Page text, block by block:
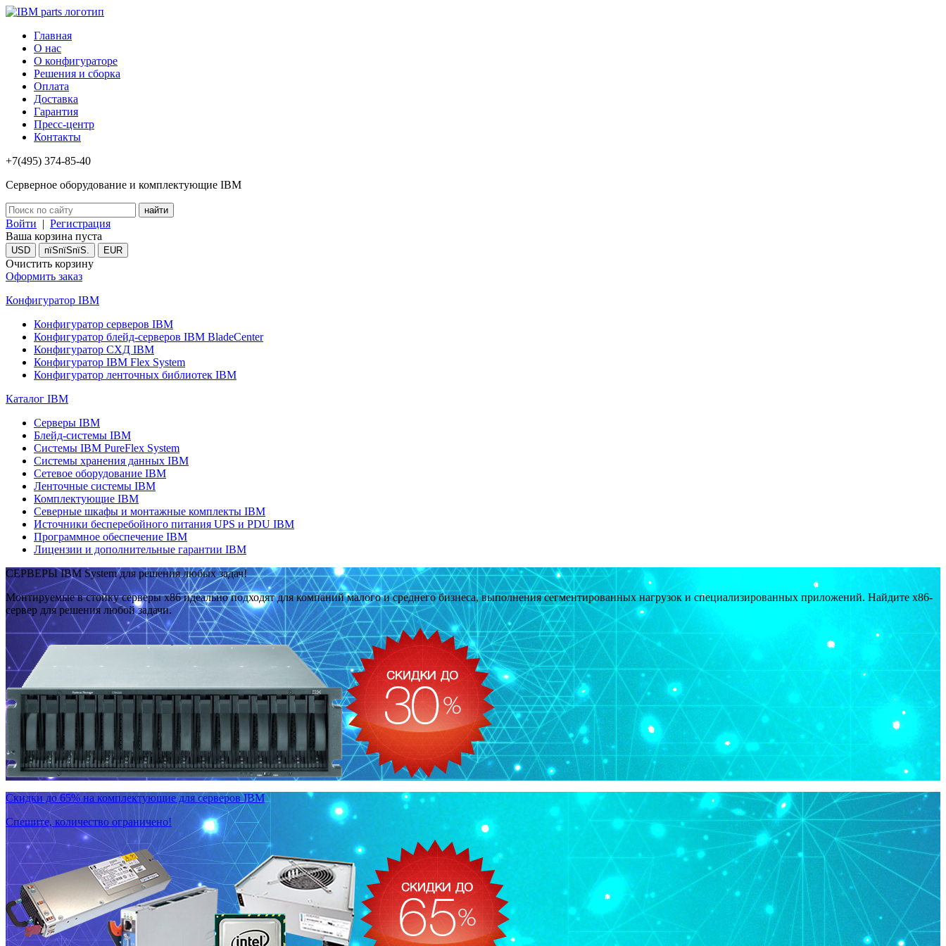
Главная
О нас
О конфигураторе
Решения и сборка
Оплата
Доставка
Гарантия
Пресс-центр
Контакты
+7(495) 374-85-40
Серверное оборудование и комплектующие IBM
Войти | Регистрация
Ваша корзина пуста
USD пїЅпїЅпїЅ. EUR
Очистить корзину
Оформить заказ
Конфигуратор IBM
Конфигуратор серверов IBM
Конфигуратор блейд-серверов IBM BladeCenter
Конфигуратор СХД IBM
Конфигуратор IBM Flex System
Конфигуратор ленточных библиотек IBM
Каталог IBM
Серверы IBM
Блейд-системы IBM
Системы IBM PureFlex System
Системы хранения данных IBM
Сетевое оборудование IBM
Ленточные системы IBM
Комплектующие IBM
Северные шкафы и монтажные комплекты IBM
Источники бесперебойного питания UPS и PDU IBM
Программное обеспечение IBM
Лицензии и дополнительные гарантии IBM
СЕРВЕРЫ IBM System для решения любых задач!
Монтируемые в стойку серверы x86 идеально подходят для компаний малого и среднего бизнеса, выполнения сегментированных нагрузок и специализированных приложений. Найдите x86-
сервер для решения любой задачи.
Скидки до 65% на комплектующие для серверов IBM
Спешите, количество ограничено!